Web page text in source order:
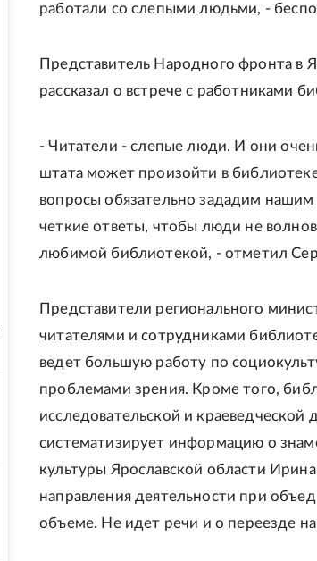
работали со слепыми людьми, -
Представитель Народного фронта в
рассказал о встрече с работниками
- Читатели - слепые люди. И они
штата может произойти в
вопросы обязательно зададим
четкие ответы, чтобы люди не
любимой библиотекой, - отметил
Представители регионального
читателями и сотрудниками
ведет большую работу по
проблемами зрения. Кроме того,
исследовательской и краеведческой
систематизирует информацию о
культуры Ярославской области
направления деятельности при
объеме. Не идет речи и о переезде